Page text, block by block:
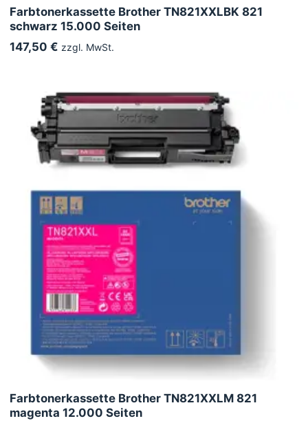
Farbtonerkassette Brother TN821XXLBK 821
schwarz 15.000 Seiten
147,50 € zzgl. MwSt.
Farbtonerkassette Brother TN821XXLM 821
magenta 12.000 Seiten